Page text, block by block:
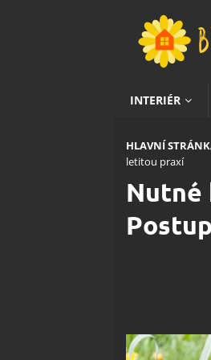
INTERIÉR
HLAVNÍ
letitou praxí
Nutné